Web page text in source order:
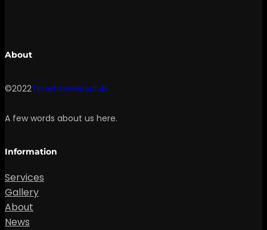
About
©2022Timetravelersclub
A few words about us here.
Information
Services
Gallery
About
News